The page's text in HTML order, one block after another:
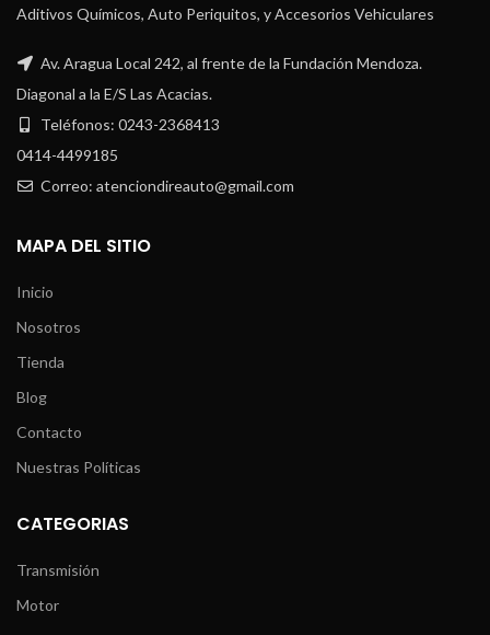
Aditivos Químicos, Auto Periquitos, y Accesorios Vehiculares
Av. Aragua Local 242, al frente de la Fundación Mendoza.
Diagonal a la E/S Las Acacias.
Teléfonos: 0243-2368413
0414-4499185
Correo: atenciondireauto@gmail.com
MAPA DEL SITIO
Inicio
Nosotros
Tienda
Blog
Contacto
Nuestras Políticas
CATEGORIAS
Transmisión
Motor